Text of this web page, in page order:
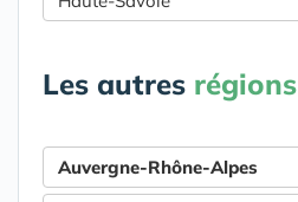
Les autres régions
Auvergne-Rhône-Alpes